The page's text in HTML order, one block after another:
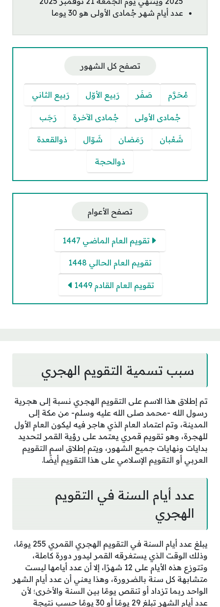
عدد أيام شهر جُمادى الأولى هو 30 يوما
تصفح كل الشهور
مُحَرَّم صَفَر رَبيع الأوّل رَبيع الثاني
جُمادى الأولى جُمادى الآخرة رَجَب
شَعْبان رَمَضان شَوّال ذوالقعدة
ذوالحجة
تصفح الأعوام
تقويم العام الماضي 1447
تقويم العام الحالي 1448
تقويم العام القادم 1449
سبب تسمية التقويم الهجري
تم إطلاق هذا الاسم على التقويم الهجري نسبة إلى هجرية
رسول الله -محمد صلى الله عليه وسلم- من مكة إلى
المدينة، وتم اعتماد العام الذي هاجر فيه ليكون العام الأول
للهجرة، وهو تقويم قمري يعتمد على رؤية القمر لتحديد
بدايات ونهايات جميع الشهور، ويتم إطلاق اسم التقويم
العربي أو التقويم الإسلامي على هذا التقويم أيضًا.
عدد أيام السنة في التقويم
الهجري
يبلغ عدد أيام السنة في التقويم الهجري القمري 255 يومًا،
وذلك الوقت الذي يستغرقه القمر ليدور دورة كاملة،
وتتوزع هذه الأيام على 12 شهرًا، إلا أن عدد أيامها ليست
متشابهة كل سنة بالضرورة، وهذا يعني أن عدد أيام الشهر
الواحد ربما تزداد أو تنقص يومًا بين السنة والأخرى؛ لأن
عدد أيام الشهر تبلغ 29 يومًا أو 30 يومًا حسب نتيجة